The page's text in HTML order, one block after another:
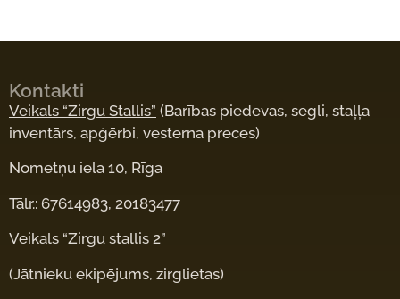
Kontakti
Veikals “Zirgu Stallis” (Barības piedevas, segli, staļļa
inventārs, apģērbi, vesterna preces)
Nometņu iela 10, Rīga
Tālr.: 67614983, 20183477
Veikals “Zirgu stallis 2”
(Jātnieku ekipējums, zirglietas)